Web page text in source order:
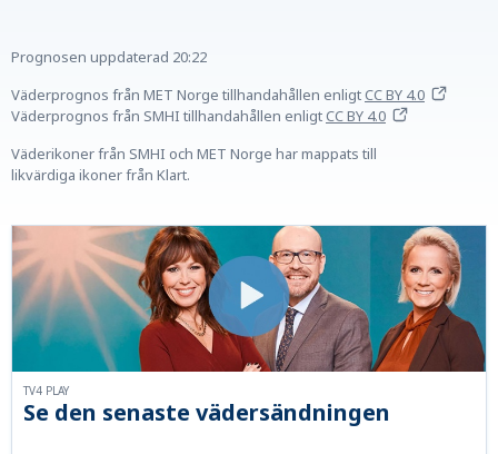
Prognosen uppdaterad 20:22
Väderprognos från MET Norge tillhandahållen enligtCC BY 4.0
Väderprognos från SMHI tillhandahållen enligtCC BY 4.0
Väderikoner från SMHI och MET Norge har mappats till
likvärdiga ikoner från Klart.
Se den senaste vädersändningen
TV4 PLAY